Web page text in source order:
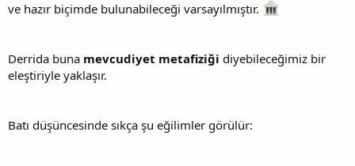
ve hazır biçimde bulunabileceği varsayılmıştır.
Derrida buna mevcudiyet metafiziği diyebileceğimiz bir
eleştiriyle yaklaşır.
Batı düşüncesinde sıkça şu eğilimler görülür: